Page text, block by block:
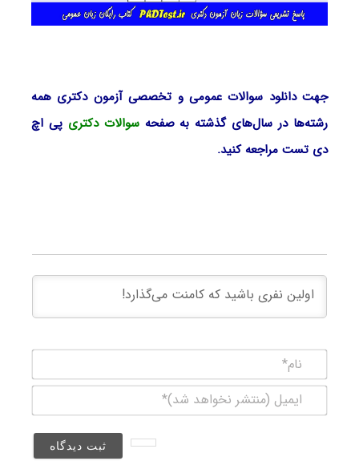
جهت دانلود سوالات عمومی و تخصصی آزمون دکتری همه
رشته‌ها در سال‌های گذشته به صفحهسوالات دکتری پی اچ
دی تست مراجعه کنید.
(منتشر